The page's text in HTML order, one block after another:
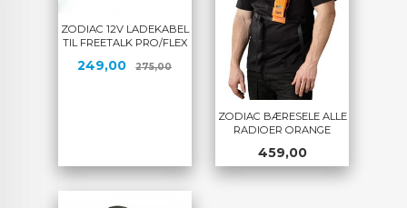
ZODIAC 12V LADEKABEL
TIL FREETALK PRO/FLEX
Tilbud
249,00 275,00Rabatt
ZODIAC BÆRESELE ALLE
RADIOER ORANGE
Pris
459,00